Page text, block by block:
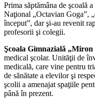
Prima săptămâna de şcoală
Naţional „Octavian Goga”,
început”, dar şi-au revenit
profesorii şi colegii.
Şcoala Gimnazială
medical şcolar. Unităţii de
medicală, care vine pentru
de sănătate a elevilor şi
şcolii a amenajat spaţiile
până în prezent.